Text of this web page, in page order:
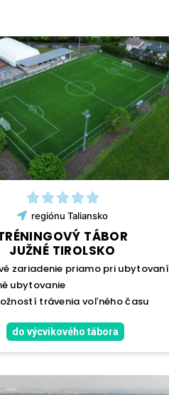
regiónu Taliansko
TÁBOR
JUŽNÉ TIROLSKO
zariadenie priamo pri ubytovaní
ubytovanie
trávenia voľného času
do výcvikového tábora